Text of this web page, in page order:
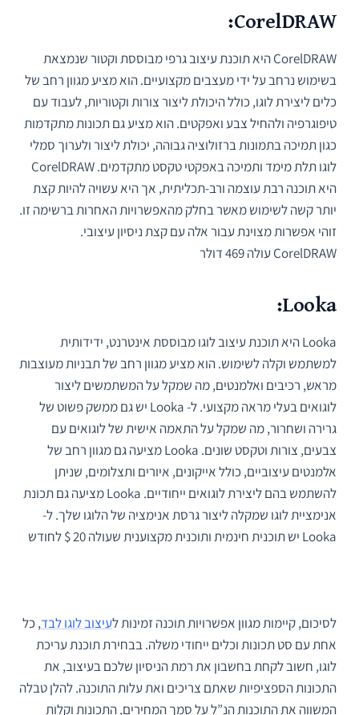
CorelDRAW:
CorelDRAW היא תוכנת עיצוב גרפי מבוססת וקטור שנמצאת
בשימוש נרחב על ידי מעצבים מקצועיים. הוא מציע מגוון רחב של
כלים ליצירת לוגו, כולל היכולת ליצור צורות וקטוריות, לעבוד עם
טיפוגרפיה ולהחיל צבע ואפקטים. הוא מציע גם תכונות מתקדמות
כגון תמיכה בתמונות ברזולוציה גבוהה, יכולת ליצור ולערוך סמלי
לוגו תלת מימד ותמיכה באפקטי טקסט מתקדמים. CorelDRAW
היא תוכנה רבת עוצמה ורב-תכליתית, אך היא עשויה להיות קצת
יותר קשה לשימוש מאשר בחלק מהאפשרויות האחרות ברשימה זו.
זוהי אפשרות מצוינת עבור אלה עם קצת ניסיון עיצובי.
CorelDRAW עולה 469 דולר
Looka:
Looka היא תוכנת עיצוב לוגו מבוססת אינטרנט, ידידותית
למשתמש וקלה לשימוש. הוא מציע מגוון רחב של תבניות מעוצבות
מראש, רכיבים ואלמנטים, מה שמקל על המשתמשים ליצור
לוגואים בעלי מראה מקצועי. ל- Looka יש גם ממשק פשוט של
גרירה ושחרור, מה שמקל על התאמה אישית של לוגואים עם
צבעים, צורות וטקסט שונים. Looka מציעה גם מגוון רחב של
אלמנטים עיצוביים, כולל אייקונים, איורים ותצלומים, שניתן
להשתמש בהם ליצירת לוגואים ייחודיים. Looka מציעה גם תכונת
אנימציית לוגו שמקלה ליצור גרסת אנימציה של הלוגו שלך. ל-
Looka יש תוכנית חינמית ותוכנית מקצוענית שעולה 20 $ לחודש
לסיכום, קיימות מגוון אפשרויות תוכנה זמינות לעיצוב לוגו לבד, כל
אחת עם סט תכונות וכלים ייחודי משלה. בבחירת תוכנת עריכת
לוגו, חשוב לקחת בחשבון את רמת הניסיון שלכם בעיצוב, את
התכונות הספציפיות שאתם צריכים ואת עלות התוכנה. להלן טבלה
המשווה את התוכנות הנ”ל על סמך המחירים, התכונות וקלות